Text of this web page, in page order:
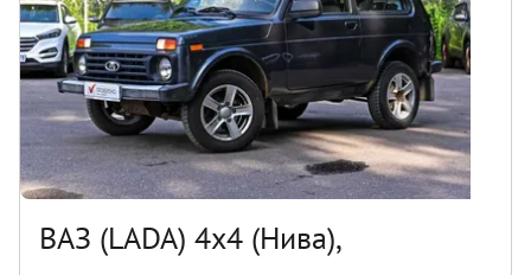
ВАЗ (LADA) 4x4 (Нива),